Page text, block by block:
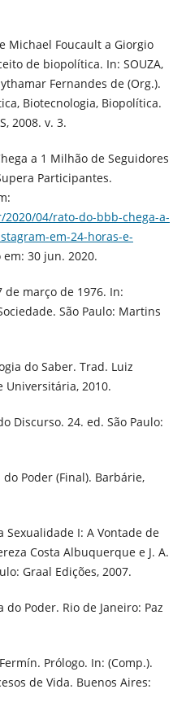
Michael Foucault a Giorgio
de biopolítica. In: SOUZA,
Fernandes de (Org.).
Biotecnologia, Biopolítica.
2008. v. 3.
a 1 Milhão de Seguidores
Participantes.
04/rato-do-bbb-chega-a-
em-24-horas-e-
em: 30 jun. 2020.
de março de 1976. In:
São Paulo: Martins
do Saber. Trad. Luiz
Universitária, 2010.
Discurso. 24. ed. São Paulo:
do Poder (Final). Barbárie,
Sexualidade I: A Vontade de
Costa Albuquerque e J. A.
Graal Edições, 2007.
do Poder. Rio de Janeiro: Paz
Prólogo. In: (Comp.).
de Vida. Buenos Aires: